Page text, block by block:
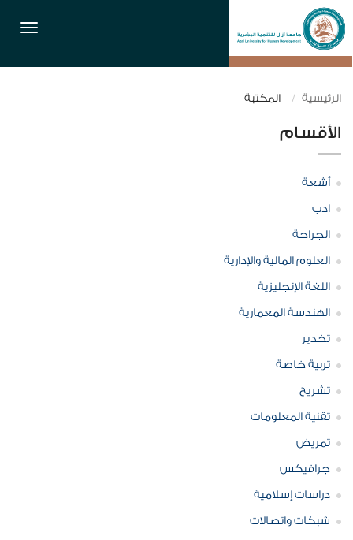
الرئيسية المكتبة
الأقسام
أشعة
ادب
الجراحة
العلوم المالية والإدارية
اللغة الإنجليزية
الهندسة المعمارية
تخدير
تربية خاصة
تشريح
تقنية المعلومات
تمريض
جرافيكس
دراسات إسلامية
شبكات واتصالات